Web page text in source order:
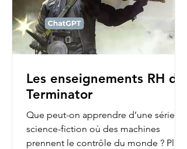
Les enseignements RH de
Terminator
Que peut-on apprendre d’une série de
science-fiction où des machines
prennent le contrôle du monde ? Plus